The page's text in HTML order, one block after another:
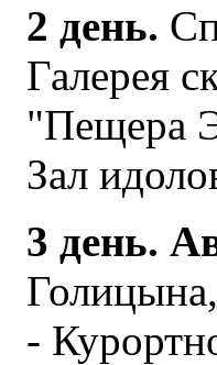
2 день.
Галерея
"Пещера
Зал
3 день.
-